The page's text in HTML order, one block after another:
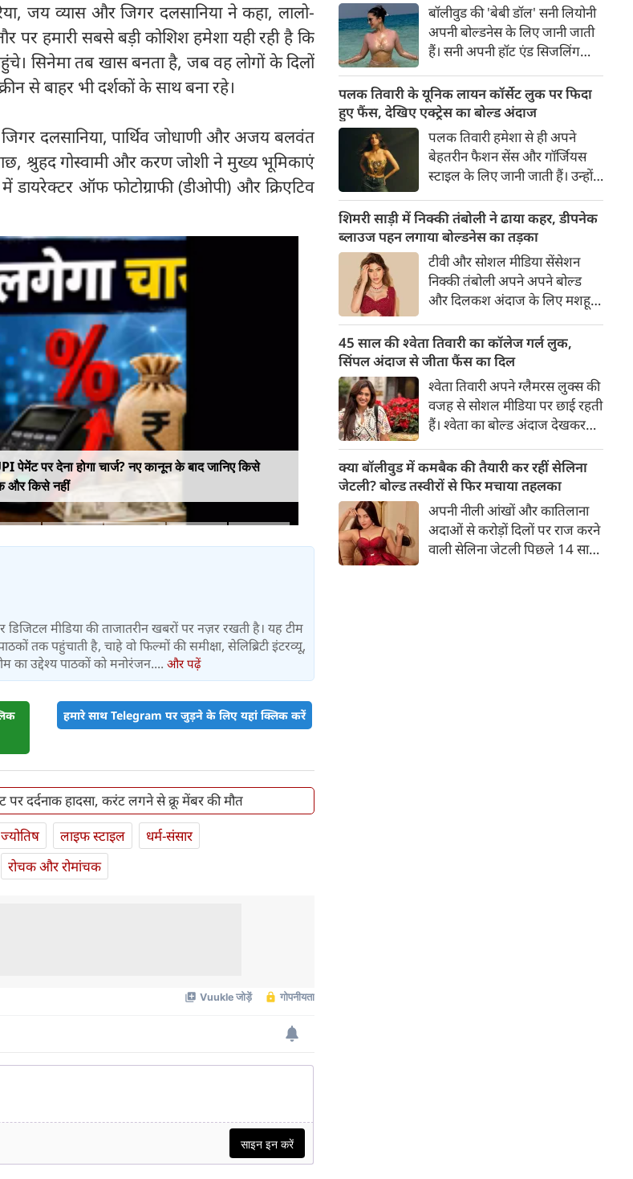
जय व्यास और जिगर दलसानिया ने कहा, लालो-
पर हमारी सबसे बड़ी कोशिश हमेशा यही रही है कि
सिनेमा तब खास बनता है, जब वह लोगों के दिलों
से बाहर भी दर्शकों के साथ बना रहे।
दलसानिया, पार्थिव जोधाणी और अजय बलवंत
राछ, श्रुहद गोस्वामी और करण जोशी ने मुख्य भूमिकाएं
ऑफ फोटोग्राफी (डीओपी) और क्रिएटिव
पेमेंट पर देना होगा चार्ज? नए कानून के बाद जानिए किसे
और किसे नहीं
मीडिया की ताजातरीन खबरों पर नज़र रखती है। यह टीम
तक पहुंचाती है, चाहे वो फिल्मों की समीक्षा, सेलिब्रिटी इंटरव्यू,
का उद्देश्य पाठकों को मनोरंजन.... और पढ़ें
हमारे साथ Telegram पर जुड़ने के लिए यहां क्लिक करें
दर्दनाक हादसा, करंट लगने से क्रू मेंबर की मौत
ज्योतिष लाइफ स्‍टाइल
धर्म-संसार
रोचक और रोमांचक
बॉलीवुड की 'बेबी डॉल' सनी लियोनी
अपनी बोल्डनेस के लिए जानी जाती
हैं। सनी अपनी हॉट एंड सिजलिंग
रहती हैं। फैंस सनी लियोनी की तस्वीरों
का बेसब्री से इंतजार करते हैं। इस बार
सनी लियोनी ने मालदीव वेकेशन से
अपनी कुछ बोल्ड तस्वीरें शेयर की है।
पलक तिवारी के यूनिक लायन कॉर्सेट लुक पर फिदा
हुए फैंस, देखिए एक्ट्रेस का बोल्ड अंदाज
पलक तिवारी हमेशा से ही अपने
बेहतरीन फैशन सेंस और गॉर्जियस
स्टाइल के लिए जानी जाती हैं। उन्होंने
फिर फैंस का दिल जीत लिया है।
पलक ने एक बेहद यूनीक और
स्टाइलिश गोल्डन कॉर्सेट टॉप में
अपनी कुछ तस्वीरें शेयर की है।
शिमरी साड़ी में निक्की तंबोली ने ढाया कहर, डीपनेक
ब्लाउज पहन लगाया बोल्डनेस का तड़का
टीवी और सोशल मीडिया सेंसेशन
निक्की तंबोली अपने अपने बोल्ड
और दिलकश अंदाज के लिए मशहूर
इंटरनेट पर तहलका मचाती रहती हैं।
इस बार निक्की ने मरून कलर की
साड़ी में अपनी कुछ सुपर सिजलिंग
तस्वीरें शेयर की है। खूबसूरत शिमरी
साड़ी में निक्की की अदाएं देखने
लायक है।
45 साल की श्वेता तिवारी का कॉलेज गर्ल लुक,
सिंपल अंदाज से जीता फैंस का दिल
श्वेता तिवारी अपने ग्लैमरस लुक्स की
वजह से सोशल मीडिया पर छाई रहती
हैं। श्वेता का बोल्ड अंदाज देखकर
बच्चों की मां हैं। 45 साल की श्वेता
तिवारी की तस्वीरों पर फैंस जमकर
प्यार लुटाते हैं। इस बार श्वेता तिवारी
ने वेकेशन से अपनी कुछ तस्वीरें शेयर
की है।
क्या बॉलीवुड में कमबैक की तैयारी कर रहीं सेलिना
जेटली? बोल्ड तस्वीरों से फिर मचाया तहलका
अपनी नीली आंखों और कातिलाना
अदाओं से करोड़ों दिलों पर राज करने
वाली सेलिना जेटली पिछले 14 साल